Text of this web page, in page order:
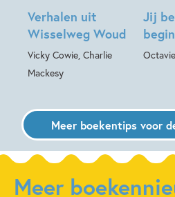
Verhalen uit
Wisselweg Woud
Vicky Cowie, Charlie
Mackesy
Jij
begin
Meer boekentips voor
Meer